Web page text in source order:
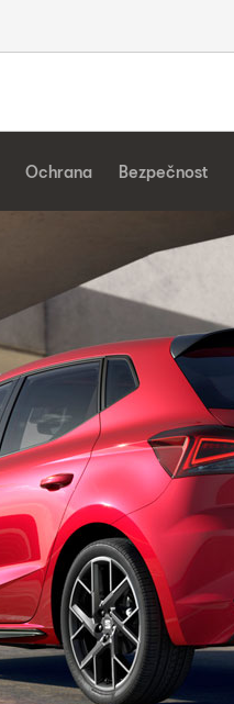
Ochrana Bezpečnost